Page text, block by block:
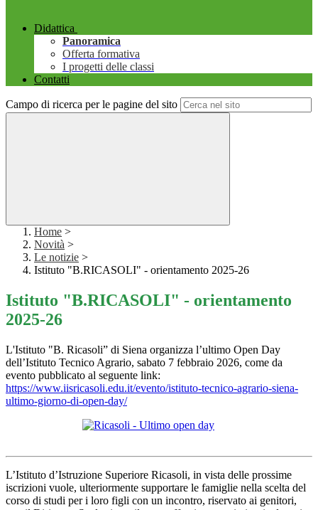
Didattica
Panoramica
Offerta formativa
I progetti delle classi
Contatti
Campo di ricerca per le pagine del sito
Home >
Novità >
Le notizie >
Istituto "B.RICASOLI" - orientamento 2025-26
Istituto "B.RICASOLI" - orientamento
2025-26
L'Istituto "B. Ricasoli” di Siena organizza l’ultimo Open Day
dell’Istituto Tecnico Agrario, sabato 7 febbraio 2026, come da
evento pubblicato al seguente link:
https://www.iisricasoli.edu.it/evento/istituto-tecnico-agrario-siena-
ultimo-giorno-di-open-day/
L’Istituto d’Istruzione Superiore Ricasoli, in vista delle prossime
iscrizioni vuole, ulteriormente supportare le famiglie nella scelta del
corso di studi per i loro figli con un incontro, riservato ai genitori,